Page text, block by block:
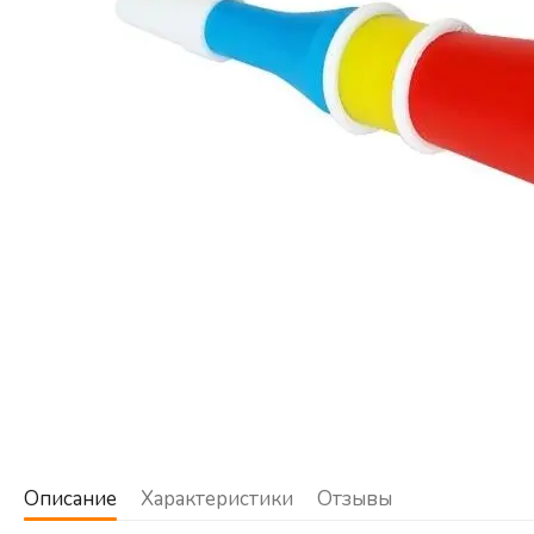
Описание Характеристики Отзывы